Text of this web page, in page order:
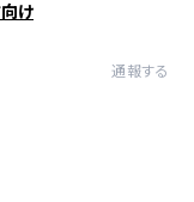
け
通報する